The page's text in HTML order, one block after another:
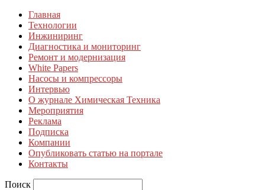
Главная
Технологии
Инжиниринг
Диагностика и мониторинг
Ремонт и модернизация
White Papers
Насосы и компрессоры
Интервью
О журнале Химическая Техника
Мероприятия
Реклама
Подписка
Компании
Опубликовать статью на портале
Контакты
Поиск